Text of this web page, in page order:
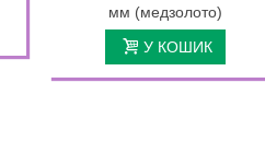
мм (медзолото)
У КОШИК